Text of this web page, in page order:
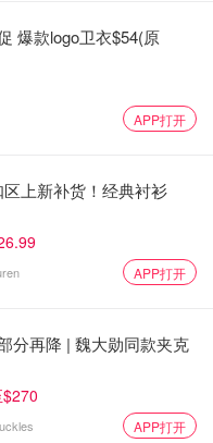
爆款logo卫衣$54(原
APP打开
区上新补货！经典衬衫
APP打开
分再降 | 魏大勋同款夹克
APP打开